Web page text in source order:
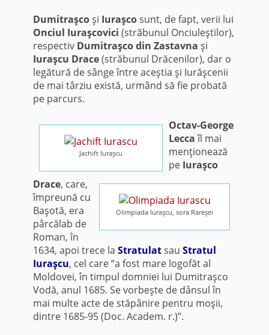
Dumitraşcoşi Iuraşcosunt, de fapt, verii lui
Onciul Iuraşcovici (străbunul Onciuleştilor),
respectiv Dumitraşco din Zastavna şi
Iuraşcu Drace(străbunul Drăcenilor), dar o
legătură de sânge între aceştia şi Iurăşcenii
de mai târziu există, urmând să fie probată
pe parcurs.
Jachift Iuraşcu
Olimpiada Iuraşcu, sora Rareşei
Octav-George
Leccaîl mai
menţionează
pe Iuraşco
Drace, care,
împreună cu
Başotă, era
pârcălab de
Roman, în
1634, apoi trece la Stratulatsau Stratul
Iuraşcu, cel care “a fost mare logofăt al
Moldovei, în timpul domniei lui Dumitraşco
Vodă, anul 1685. Se vorbeşte de dânsul în
mai multe acte de stăpânire pentru moşii,
dintre 1685-95 (Doc. Academ. r.)”.